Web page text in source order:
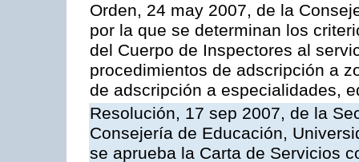
Orden, 24 may 2007, de la
por la que se determinan los
del Cuerpo de Inspectores al
procedimientos de adscripción a
de adscripción a especialidades,
Resolución, 17 sep 2007, de la
Consejería de Educación,
se aprueba la Carta de Servicios